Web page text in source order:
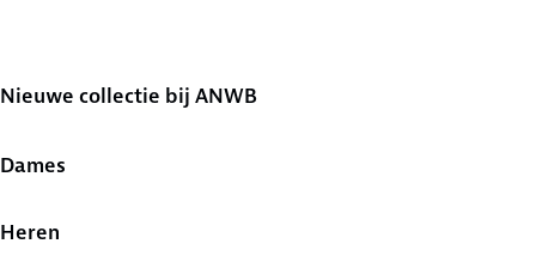
Nieuwe collectie bij ANWB
Dames
Heren